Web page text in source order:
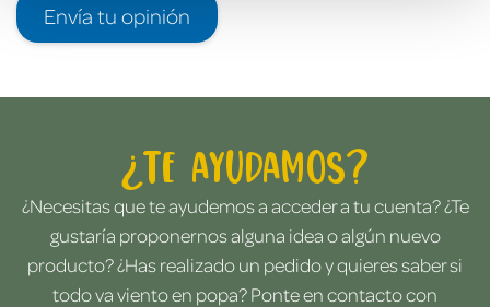
Envía tu opinión
¿Te ayudamos?
¿Necesitas que te ayudemos a acceder a tu cuenta? ¿Te
gustaría proponernos alguna idea o algún nuevo
producto? ¿Has realizado un pedido y quieres saber si
todo va viento en popa? Ponte en contacto con